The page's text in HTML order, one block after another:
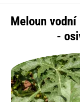
Meloun
-